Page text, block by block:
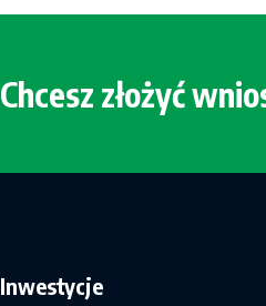
Chcesz złożyć
Inwestycje